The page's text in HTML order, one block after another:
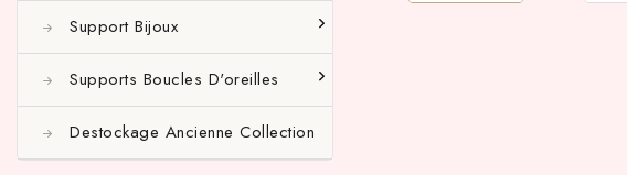
Argent
Support Bijoux
Supports Boucles D'oreilles
Destockage Ancienne Collection